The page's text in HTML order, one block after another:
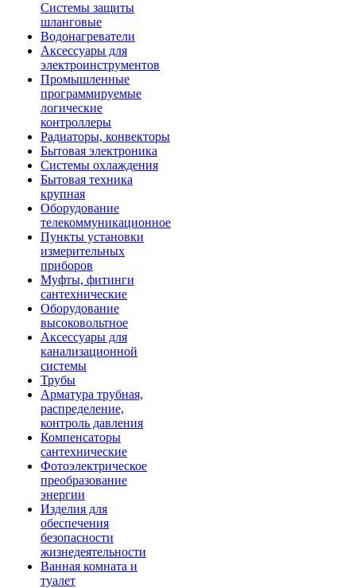
Системы защиты
шланговые
Водонагреватели
Аксессуары для
электроинструментов
Промышленные
программируемые
логические
контроллеры
Радиаторы, конвекторы
Бытовая электроника
Системы охлаждения
Бытовая техника
крупная
Оборудование
телекоммуникационное
Пункты установки
измерительных
приборов
Муфты, фитинги
сантехнические
Оборудование
высоковольтное
Аксессуары для
канализационной
системы
Трубы
Арматура трубная,
распределение,
контроль давления
Компенсаторы
сантехнические
Фотоэлектрическое
преобразование
энергии
Изделия для
обеспечения
безопасности
жизнедеятельности
Ванная комната и
туалет